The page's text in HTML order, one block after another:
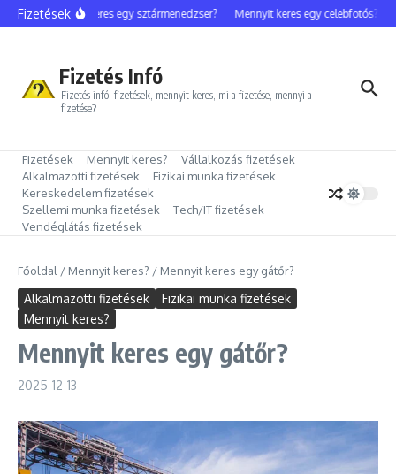
Ugrás a tartalomhoz
Fizetések
Mennyit keres egy sztármenedzser? Mennyit keres egy celebfotós?
Fizetés Infó
Fizetés infó, fizetések, mennyit keres, mi a fizetése, mennyi a
fizetése?
Fizetések Mennyit keres?
Vállalkozás fizetések
Alkalmazotti fizetések
Fizikai munka fizetések
Kereskedelem fizetések
Szellemi munka fizetések
Tech/IT fizetések
Vendéglátás fizetések
Főoldal / Mennyit keres? / Mennyit keres egy gátőr?
Alkalmazotti fizetések
Fizikai munka fizetések
Mennyit keres?
Mennyit keres egy gátőr?
2025-12-13